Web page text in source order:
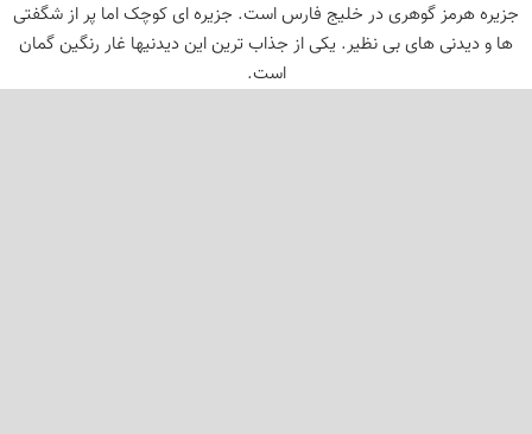
جزیره هرمز گوهری در خلیج فارس است. جزیره ای کوچک اما پر از شگفتی
ها و دیدنی های بی نظیر. یکی از جذاب ترین این دیدنیها غار رنگین گمان
است.